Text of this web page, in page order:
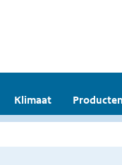
Klimaat